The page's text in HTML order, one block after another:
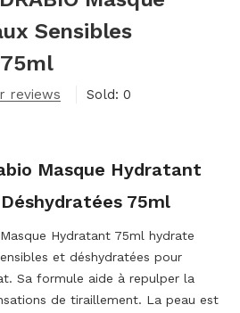
Sensibles
reviews Sold: 0
Masque Hydratant
75ml
Hydratant 75ml hydrate
et déshydratées pour
Sa formule aide à repulper la
de tiraillement. La peau est